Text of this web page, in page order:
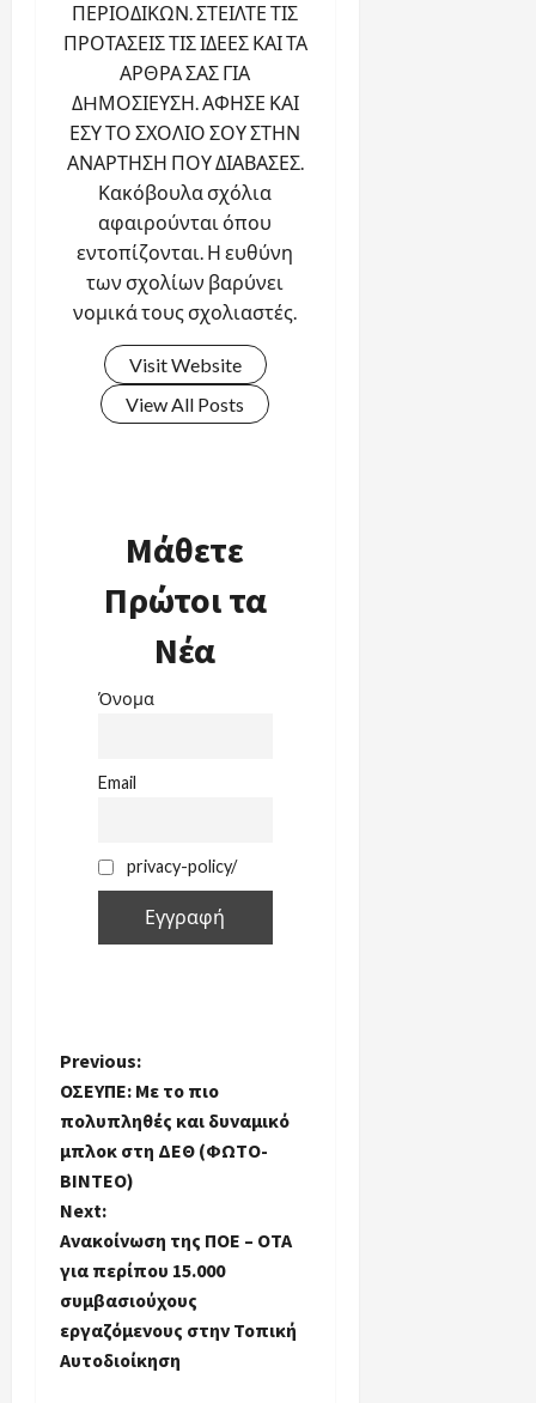
ΠΕΡΙΟΔΙΚΩΝ. ΣΤΕΙΛΤΕ ΤΙΣ
ΠΡΟΤΑΣΕΙΣ ΤΙΣ ΙΔΕΕΣ ΚΑΙ ΤΑ
ΑΡΘΡΑ ΣΑΣ ΓΙΑ
ΔHΜΟΣΙΕΥΣΗ. ΑΦΗΣΕ ΚΑΙ
ΕΣΥ ΤΟ ΣΧΟΛΙΟ ΣΟΥ ΣΤΗΝ
ΑΝΑΡΤΗΣΗ ΠΟΥ ΔΙΑΒΑΣΕΣ.
Κακόβουλα σχόλια
αφαιρούνται όπου
εντοπίζονται. Η ευθύνη
των σχολίων βαρύνει
νομικά τους σχολιαστές.
Visit Website
View All Posts
Μάθετε
Πρώτοι τα
Νέα
Όνομα
Email
privacy-policy/
P
o
s
t
n
a
v
Previous:
ΟΣΕΥΠΕ: Με το πιο
πολυπληθές και δυναμικό
μπλοκ στη ΔΕΘ (ΦΩΤΟ-
ΒΙΝΤΕΟ)
Next:
Ανακοίνωση της ΠΟΕ – ΟΤΑ
για περίπου 15.000
συμβασιούχους
εργαζόμενους στην Τοπική
Αυτοδιοίκηση